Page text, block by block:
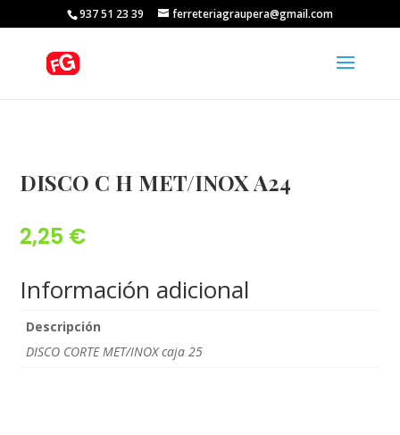
937 51 23 39 ferreteriagraupera@gmail.com
DISCO C H MET/INOX A24
2,25 €
Información adicional
Descripción
DISCO CORTE MET/INOX caja 25